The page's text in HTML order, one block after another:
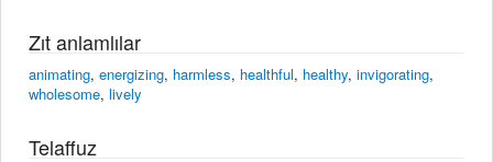
Zıt anlamlılar
animating, energizing, harmless, healthful, healthy, invigorating,
wholesome, lively
Telaffuz